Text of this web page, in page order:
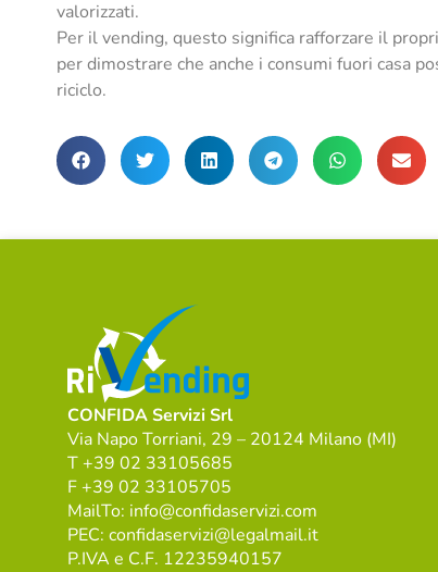
valorizzati.
Per il vending, questo significa rafforzare il
per dimostrare che anche i consumi fuori casa
riciclo.
CONFIDA Servizi Srl
Via Napo Torriani, 29 – 20124 Milano (MI)
T +39 02 33105685
F +39 02 33105705
MailTo: info@confidaservizi.com
PEC: confidaservizi@legalmail.it
P.IVA e C.F. 12235940157